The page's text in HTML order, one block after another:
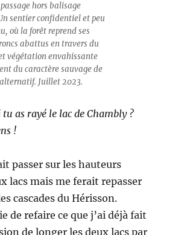
hors balisage
sentier confidentiel et peu
où la forêt reprend ses
abattus en travers du
végétation envahissante
du caractère sauvage de
Juillet 2023.
as rayé le lac de Chambly ?
!
passer sur les hauteurs
lacs mais me ferait repasser
cascades du Hérisson.
de refaire ce que j’ai déjà fait
de longer les deux lacs par